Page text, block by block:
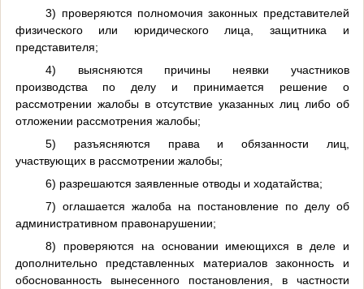
3) проверяются полномочия законных представителей
физического или юридического лица, защитника и
представителя;
4) выясняются причины неявки участников
производства по делу и принимается решение о
рассмотрении жалобы в отсутствие указанных лиц либо об
отложении рассмотрения жалобы;
5) разъясняются права и обязанности лиц,
участвующих в рассмотрении жалобы;
6) разрешаются заявленные отводы и ходатайства;
7) оглашается жалоба на постановление по делу об
административном правонарушении;
8) проверяются на основании имеющихся в деле и
дополнительно представленных материалов законность и
обоснованность вынесенного постановления, в частности